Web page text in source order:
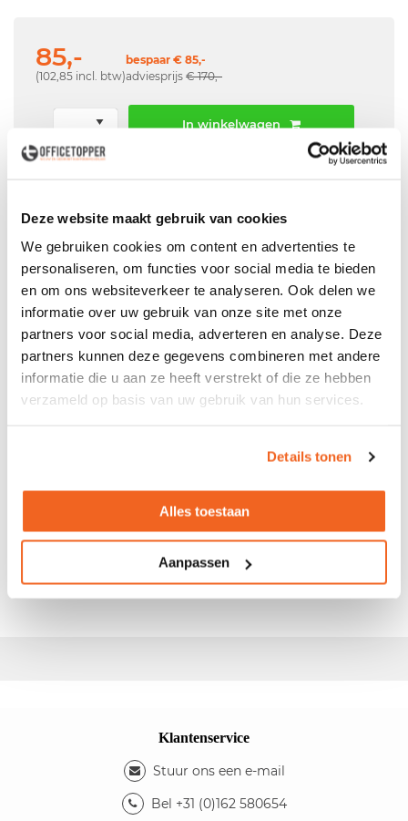
Deze website maakt gebruik van cookies
We gebruiken cookies om content en advertenties te
personaliseren, om functies voor social media te bieden
en om ons websiteverkeer te analyseren. Ook delen we
informatie over uw gebruik van onze site met onze
partners voor social media, adverteren en analyse. Deze
partners kunnen deze gegevens combineren met andere
informatie die u aan ze heeft verstrekt of die ze hebben
verzameld op basis van uw gebruik van hun services.
Details tonen
Alles toestaan
Aanpassen
85,-
(102,85 incl. btw)
bespaar € 85,-
adviesprijs € 170,-
In winkelwagen
Leveringin België
Voor zowel ParticulieralsZakelijk
Professionele Bezorg- en Montageservice
Gebruikte verrijdbare Klaptafel Domino
Kleur onderstel: grijs - Zwenkwielen met rem -
Eenvoudig in te klappen d.m.v. twee hendels
Klantenservice
Stuur ons een e-mail
Bel +31 (0)162 580654